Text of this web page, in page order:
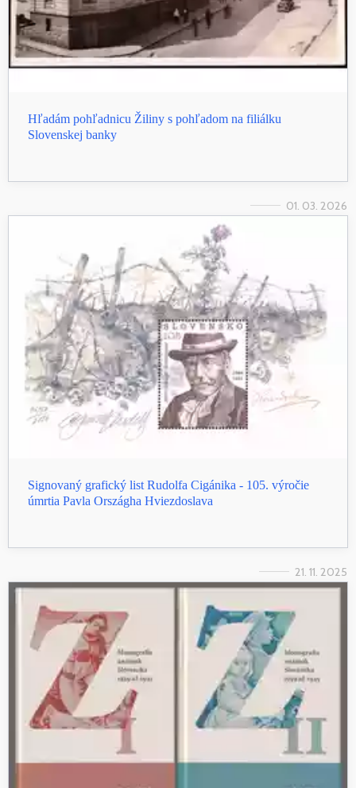
Hľadám pohľadnicu Žiliny s pohľadom na filiálku
Slovenskej banky
01. 03. 2026
Signovaný grafický list Rudolfa Cigánika - 105. výročie
úmrtia Pavla Országha Hviezdoslava
21. 11. 2025